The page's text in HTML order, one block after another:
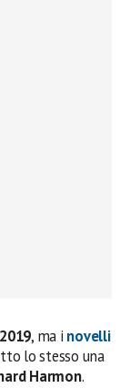
, ma i novelli
lo stesso una
Harmon.